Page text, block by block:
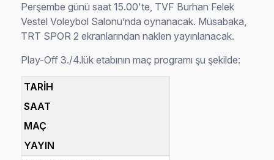
Perşembe günü saat 15.00'te, TVF Burhan Felek
Vestel Voleybol Salonu’nda oynanacak. Müsabaka,
TRT SPOR 2 ekranlarından naklen yayınlanacak.
Play-Off 3./4.lük etabının maç programı şu şekilde:
TARİH
SAAT
MAÇ
YAYIN